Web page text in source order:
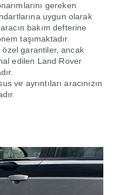
gereken
uygun olarak
bakım defterine
taşımaktadır.
özel garantiler, ancak
edilen Land Rover
ve ayrıntıları aracınızın